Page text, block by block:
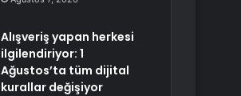
Alışveriş yapan herkesi
ilgilendiriyor: 1
Ağustos’ta tüm dijital
kurallar değişiyor